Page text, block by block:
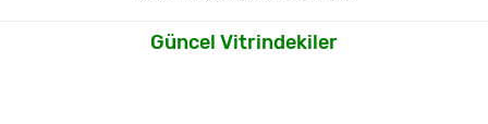
Güncel Vitrindekiler